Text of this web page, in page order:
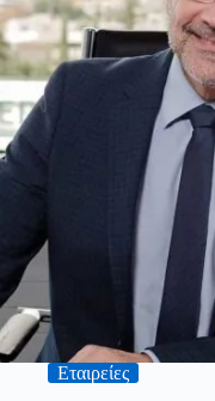
Εταιρείες